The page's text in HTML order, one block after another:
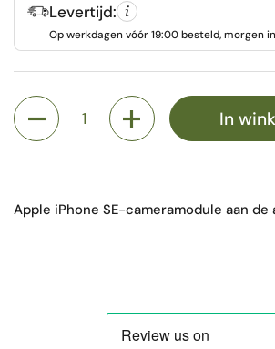
Levertijd:
Op werkdagen vóór 19:00 besteld, morgen
Aantal
In
Apple iPhone SE-cameramodule aan